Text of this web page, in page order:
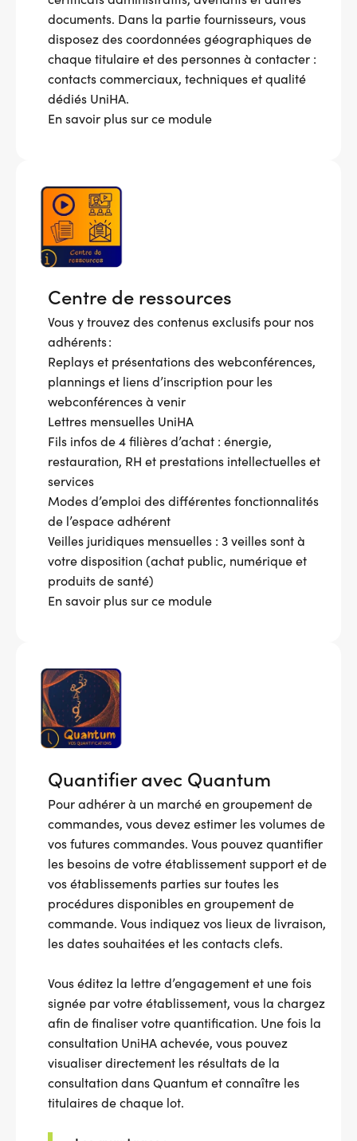
documents. Dans la partie fournisseurs, vous
disposez des coordonnées géographiques de
chaque titulaire et des personnes à contacter :
contacts commerciaux, techniques et qualité
dédiés UniHA.
En savoir plus sur ce module
Centre de ressources
Vous y trouvez des contenus exclusifs pour nos
adhérents :
Replays et présentations des webconférences,
plannings et liens d’inscription pour les
webconférences à venir
Lettres mensuelles UniHA
Fils infos de 4 filières d’achat : énergie,
restauration, RH et prestations intellectuelles et
services
Modes d’emploi des différentes fonctionnalités
de l’espace adhérent
Veilles juridiques mensuelles : 3 veilles sont à
votre disposition (achat public, numérique et
produits de santé)
En savoir plus sur ce module
Quantifier avec Quantum
Pour adhérer à un marché en groupement de
commandes, vous devez estimer les volumes de
vos futures commandes. Vous pouvez quantifier
les besoins de votre établissement support et de
vos établissements parties sur toutes les
procédures disponibles en groupement de
commande. Vous indiquez vos lieux de livraison,
les dates souhaitées et les contacts clefs.
Vous éditez la lettre d’engagement et une fois
signée par votre établissement, vous la chargez
afin de finaliser votre quantification. Une fois la
consultation UniHA achevée, vous pouvez
visualiser directement les résultats de la
consultation dans Quantum et connaître les
titulaires de chaque lot.